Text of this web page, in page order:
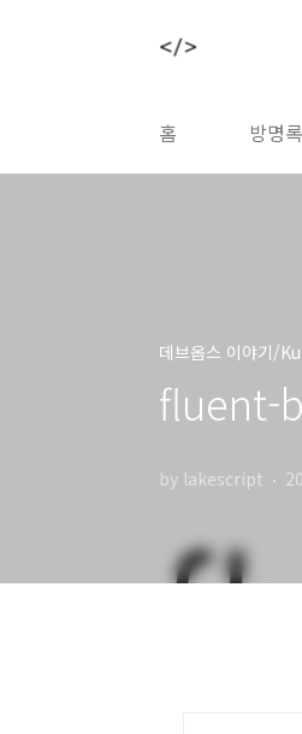
홈 방명록
데브옵스 이야기/
fluent-
by lakescript